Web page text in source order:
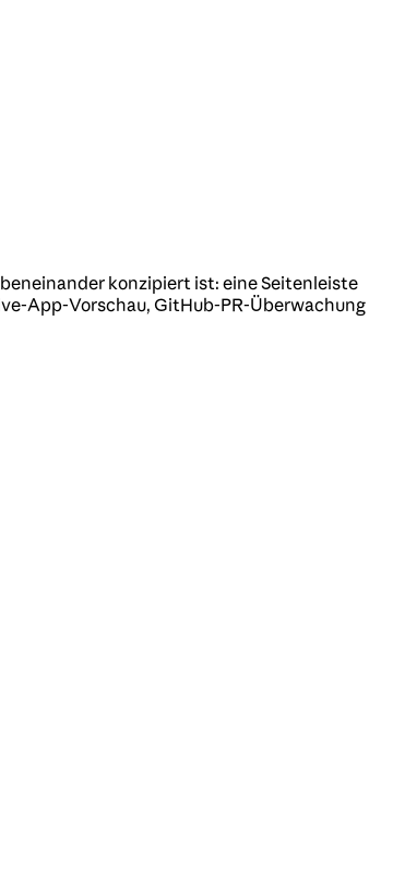
konzipiert ist: eine Seitenleiste
App-Vorschau, GitHub-PR-Überwachung